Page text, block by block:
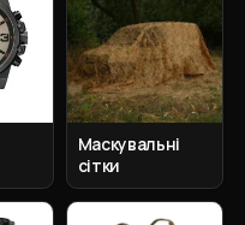
Маскувальні
сітки